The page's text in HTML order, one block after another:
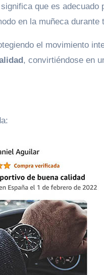
que es adecuado
en la muñeca durante
el movimiento
, convirtiéndose en